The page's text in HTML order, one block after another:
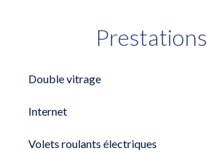
Prestations
Double vitrage
Internet
Volets roulants électriques